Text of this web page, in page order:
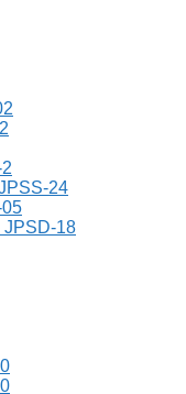
24
JPSD-18